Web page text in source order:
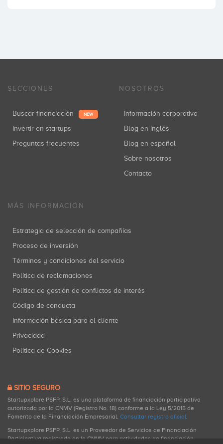
SECCIONES
Buscar financiación NEW
Invertir en startups
Preguntas frecuentes
NOSOTROS
Información corporativa
Blog en inglés
Blog en español
Sobre nosotros
Contacto
MÁS INFORMACIÓN
Estrategia de selección de compañías
Proceso de inversión
Términos y condiciones del servicio
Política de reclamaciones
Política de gestión de conflictos de interés
Código de conducta
Información básica para el cliente
Privacidad
Política de Cookies
SITIO SEGURO
Startupxplore PSFP, S.L. es una plataforma de financiación participativa
autorizada por la CNMV (Registro No. 18) conforme a la Ley 5/2015 de
Fomento de la Financiación Empresarial. Consultar registro oficial.
Startupxplore PSFP, S.L. es un Proveedor de Servicios de Financiación
Participativa registrado en la CNMV para actividades de financiación